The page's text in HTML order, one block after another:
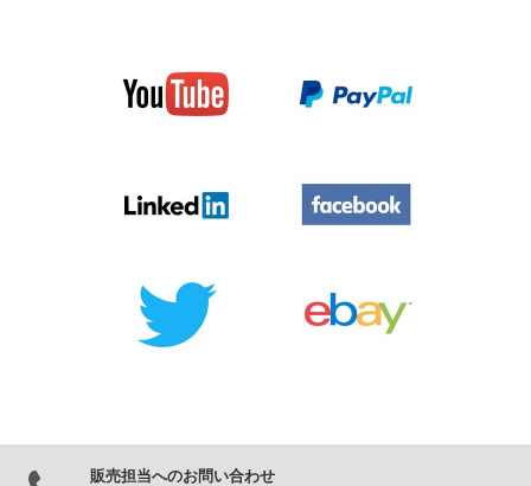
販売担当へのお問い合わせ